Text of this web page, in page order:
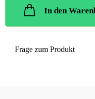
In den
Frage zum Produkt